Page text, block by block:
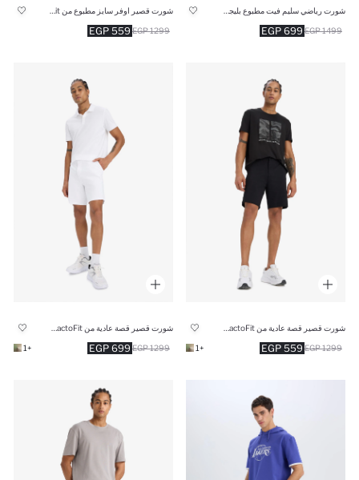
699 EGP 1499 EGP
559 EGP 1299 EGP
559 EGP 1299 EGP
+1
699 EGP 1299 EGP
+1